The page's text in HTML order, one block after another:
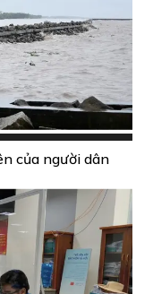
của người dân